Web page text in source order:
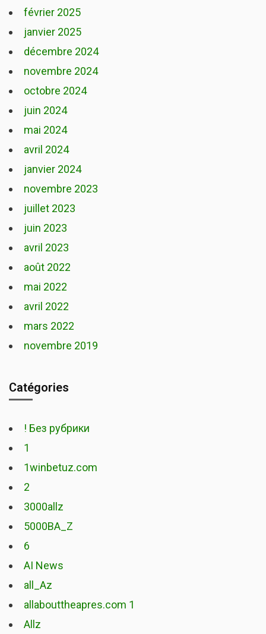
février 2025
janvier 2025
décembre 2024
novembre 2024
octobre 2024
juin 2024
mai 2024
avril 2024
janvier 2024
novembre 2023
juillet 2023
juin 2023
avril 2023
août 2022
mai 2022
avril 2022
mars 2022
novembre 2019
Catégories
! Без рубрики
1
1winbetuz.com
2
3000allz
5000BA_Z
6
AI News
all_Az
allabouttheapres.com 1
Allz